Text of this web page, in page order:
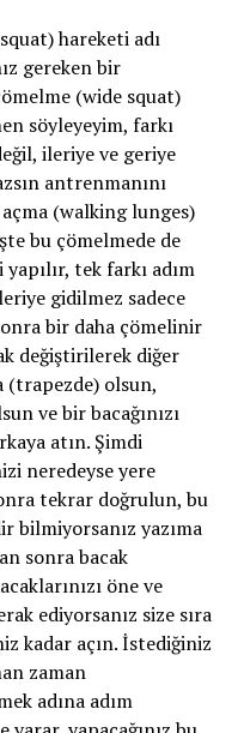
hareketi adı
gereken bir
(wide squat)
söyleyeyim, farkı
ileriye ve geriye
antrenmanını
(walking lunges)
bu çömelmede de
tek farkı adım
gidilmez sadece
bir daha çömelinir
değiştirilerek diğer
(trapezde) olsun,
ve bir bacağınızı
atın. Şimdi
neredeyse yere
tekrar doğrulun, bu
bilmiyorsanız yazıma
sonra bacak
öne ve
ediyorsanız size sıra
kadar açın. İstediğiniz
zaman
adına adım